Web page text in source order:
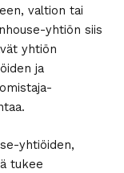
valtion tai
yhtiön siis
yhtiön
ja
yhtiöiden,
tukee